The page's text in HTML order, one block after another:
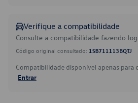
Verifique a compatibilidade
Consulte a compatibilidade fazendo
Código original consultado: 1SB711113BQTJ
Compatibilidade disponível apenas para
Entrar